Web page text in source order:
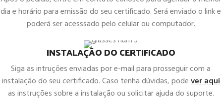
dia e horário para emissão do seu certificado. Será enviado o link e
poderá ser acesssado pelo celular ou computador.
INSTALAÇÃO DO CERTIFICADO
Siga as intruções enviadas por e-mail para prosseguir com a
instalação do seu certificado. Caso tenha dúvidas, podever aqui
as instruções sobre a instalação ou solicitar ajuda do suporte.